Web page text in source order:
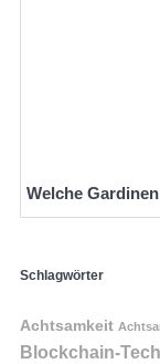
Welche
Schlagwörter
Achtsamkeit
Blockchain-